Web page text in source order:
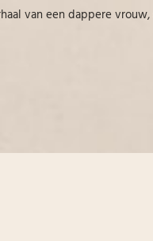
van een dappere